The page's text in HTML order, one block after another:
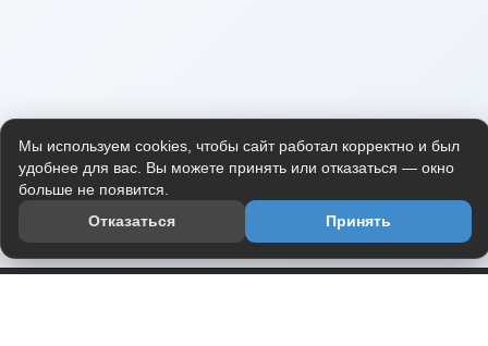
Мы используем cookies, чтобы сайт работал корректно и был
удобнее для вас. Вы можете принять или отказаться — окно
больше не появится.
Отказаться
Принять